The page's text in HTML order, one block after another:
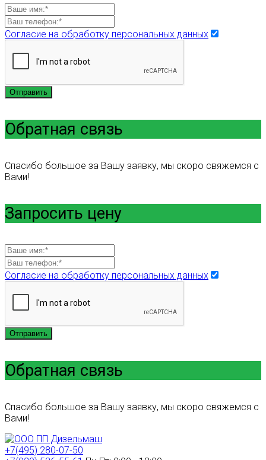
Согласие на обработку персональных данных
Отправить
Обратная связь
Спасибо большое за Вашу заявку, мы скоро свяжемся с
Вами!
Запросить цену
Согласие на обработку персональных данных
Отправить
Обратная связь
Спасибо большое за Вашу заявку, мы скоро свяжемся с
Вами!
+7(495) 280-07-50